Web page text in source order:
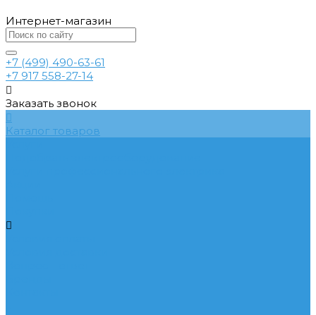
Интернет-магазин
+7 (499) 490-63-61
+7 917 558-27-14
Заказать звонок
Каталог товаров